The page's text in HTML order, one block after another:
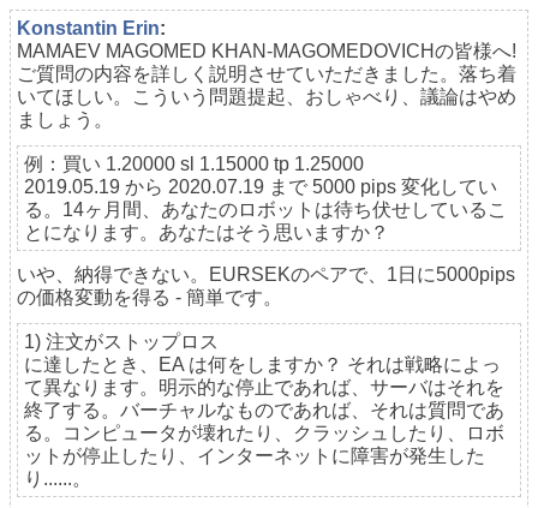
Konstantin Erin:
MAMAEV MAGOMED KHAN-MAGOMEDOVICHの皆様へ!
ご質問の内容を詳しく説明させていただきました。落ち着
いてほしい。こういう問題提起、おしゃべり、議論はやめ
ましょう。
例：買い 1.20000 sl 1.15000 tp 1.25000
2019.05.19 から 2020.07.19 まで 5000 pips 変化してい
る。14ヶ月間、あなたのロボットは待ち伏せしているこ
とになります。あなたはそう思いますか？
いや、納得できない。EURSEKのペアで、1日に5000pips
の価格変動を得る - 簡単です。
1) 注文がストップロス
に達したとき、EA は何をしますか？ それは戦略によっ
て異なります。明示的な停止であれば、サーバはそれを
終了する。バーチャルなものであれば、それは質問であ
る。コンピュータが壊れたり、クラッシュしたり、ロボ
ットが停止したり、インターネットに障害が発生した
り......。